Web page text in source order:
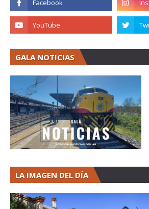
GALA NOTICIAS
LA IMAGEN DEL DÍA